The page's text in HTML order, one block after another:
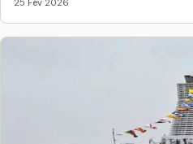
25 Fév 2026